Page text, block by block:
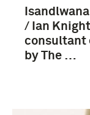
/ Ian
consultant
by The …